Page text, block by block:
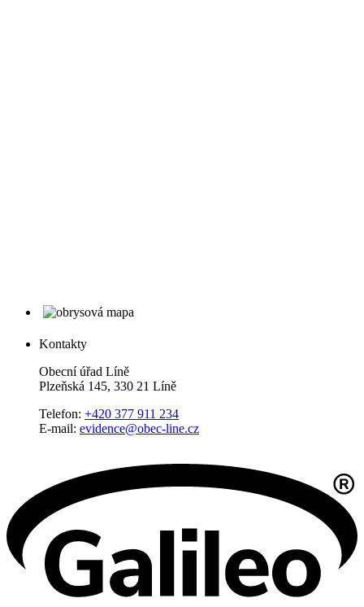
Kontakty
Obecní úřad Líně
Plzeňská 145, 330 21 Líně
Telefon: +420 377 911 234
E-mail: evidence@obec-line.cz